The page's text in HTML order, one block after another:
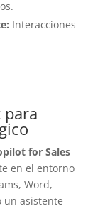
Interacciones
for Sales
en el entorno
Word,
un asistente